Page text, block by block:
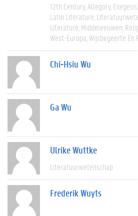
12th Century Allegory Exegesis
Latin Literature
Literature Middeleeuwen
West-Europa Wijsbegeerte En
Chi-Hsiu Wu
Ga Wu
Ulrike Wuttke
Literatuurwetenschap
Frederik Wuyts